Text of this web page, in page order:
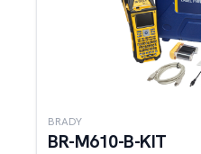
BRADY
BR-M610-B-KIT